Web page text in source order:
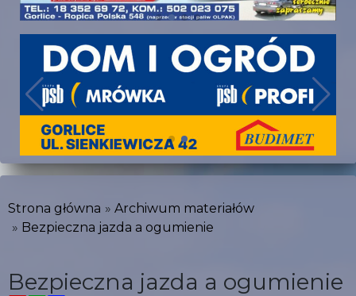
Strona główna
Archiwum materiałów
Bezpieczna jazda a ogumienie
Bezpieczna jazda a ogumienie